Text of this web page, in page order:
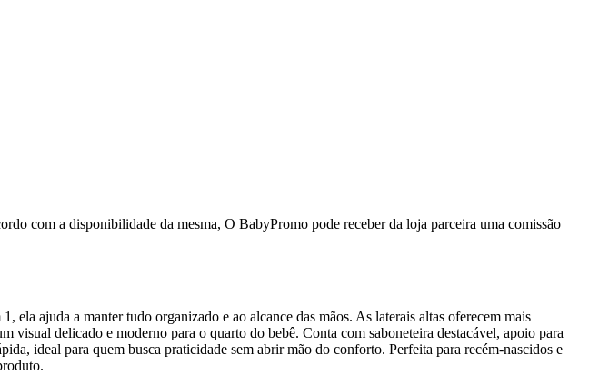
com a disponibilidade da mesma, O BabyPromo pode receber da loja parceira uma comissão
ajuda a manter tudo organizado e ao alcance das mãos. As laterais altas oferecem mais
visual delicado e moderno para o quarto do bebê. Conta com saboneteira destacável, apoio para
ideal para quem busca praticidade sem abrir mão do conforto. Perfeita para recém-nascidos e